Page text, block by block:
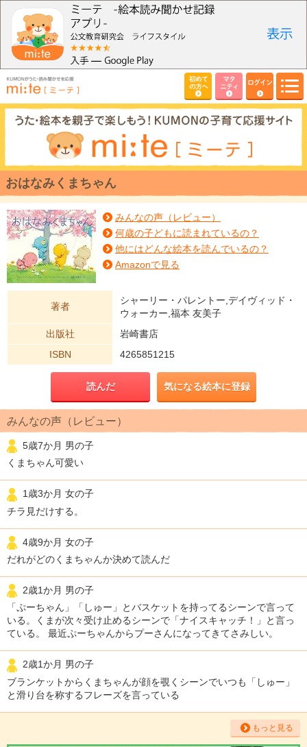
初めて
の方へ
マタ
ニティ
ログイン
おはなみくまちゃん
みんなの声（レビュー）
何歳の子どもに読まれているの？
他にはどんな絵本を読んでいるの？
Amazonで見る
著者
シャーリー・パレントー,デイヴィッド・
ウォーカー,福本 友美子
出版社
岩崎書店
ISBN
4265851215
読んだ 気になる絵本に登録
みんなの声（レビュー）
5歳7か月 男の子
くまちゃん可愛い
1歳3か月 女の子
チラ見だけする。
4歳9か月 女の子
だれがどのくまちゃんか決めて読んだ
2歳1か月 男の子
「ぷーちゃん」「しゅー」とバスケットを持ってるシーンで言って
いる。くまが次々受け止めるシーンで「ナイスキャッチ！」と言っ
ている。 最近ぷーちゃんからプーさんになってきてさみしい。
2歳1か月 男の子
ブランケットからくまちゃんが顔を覗くシーンでいつも「しゅー」
と滑り台を称するフレーズを言っている
もっと見る